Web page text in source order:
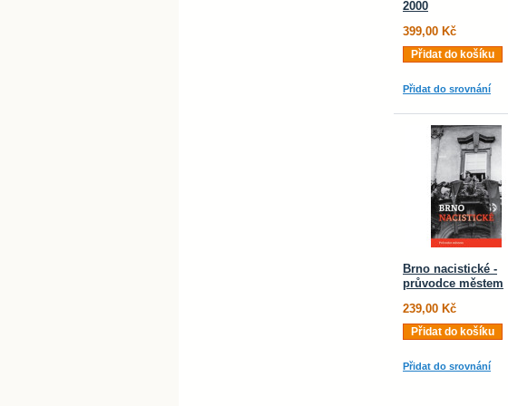
2000
399,00 Kč
Přidat do košíku
Přidat do srovnání
Brno nacistické -
průvodce městem
239,00 Kč
Přidat do košíku
Přidat do srovnání